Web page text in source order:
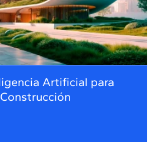
Artificial para